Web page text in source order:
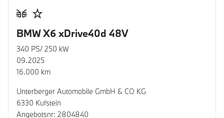
BMW X6 xDrive40d 48V
340 PS/ 250 kW
09.2025
16.000 km
Unterberger Automobile GmbH & CO KG
6330 Kufstein
Angebotsnr: 2804840